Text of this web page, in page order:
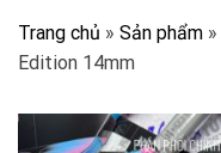
Trang chủ » Sản phẩm »
Edition 14mm